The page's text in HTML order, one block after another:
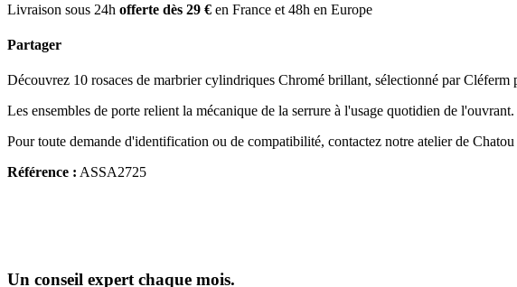
Livraison sous 24h offerte dès 29 € en France et 48h en Europe
Partager
Découvrez 10 rosaces de marbrier cylindriques Chromé brillant, sélectionné par Cléferm
Les ensembles de porte relient la mécanique de la serrure à l'usage quotidien de l'ouvrant.
Pour toute demande d'identification ou de compatibilité, contactez notre atelier de
Référence : ASSA2725
Un conseil expert chaque mois.